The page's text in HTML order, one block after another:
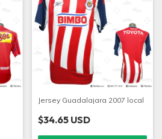
Jersey Guadalajara 2007 local
$34.65 USD